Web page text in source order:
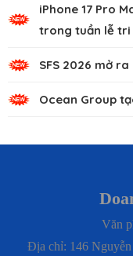
iPhone 17 Pro
trong tuần lễ tri
SFS 2026 mở
Ocean Group
Văn
Địa chỉ: 146